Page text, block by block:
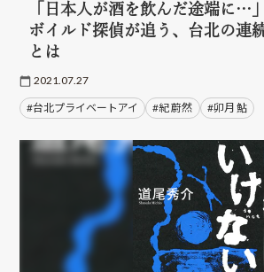
「日本人が酒を飲んだ途端に…
ボイルド探偵が追う、台北の連
とは
2021.07.27
#台北プライベートアイ #紀 蔚然 #卯月 鮎